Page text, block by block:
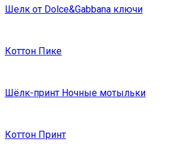
Шелк от Dolce&Gabbana ключи
Коттон Пике
Шёлк-принт Ночные мотыльки
Коттон Принт